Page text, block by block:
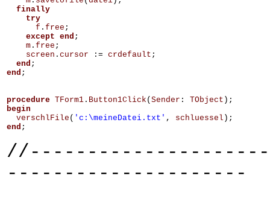
finally
try
f . free ;
except end ;
m . free ;
screen . cursor := crdefault ;
end ;
end ;
procedure TForm1 . Button1Click ( Sender : TObject );
begin
verschlFile ( 'c:\meineDatei.txt' , schluessel );
end ;
---------------------